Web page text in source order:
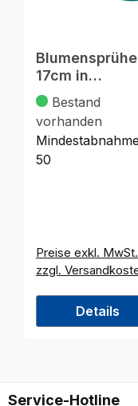
17cm in
Muschelform
300ml
Bestand
vorhanden
50
Preise exkl. MwSt.
zzgl.
Details
Service-Hotline